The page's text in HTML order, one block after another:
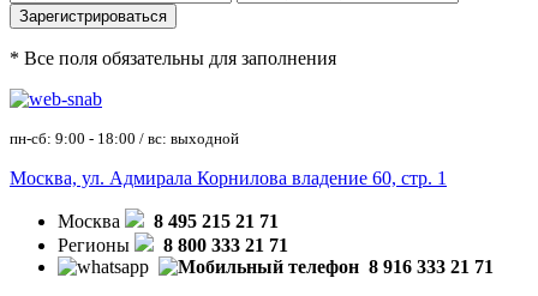
* Все поля обязательны для заполнения
пн-сб: 9:00 - 18:00 / вс: выходной
Москва, ул. Адмирала Корнилова владение 60, стр. 1
Москва
8 495 215 21 71
Регионы
8 800 333 21 71
8 916 333 21 71